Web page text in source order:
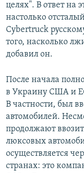
целях". В ответ на
настолько
Cybertruck
того, насколько
добавил он.
После начала
в Украину США и
В частности, был
автомобилей.
продолжают
люксовых
осуществляется
странах: это